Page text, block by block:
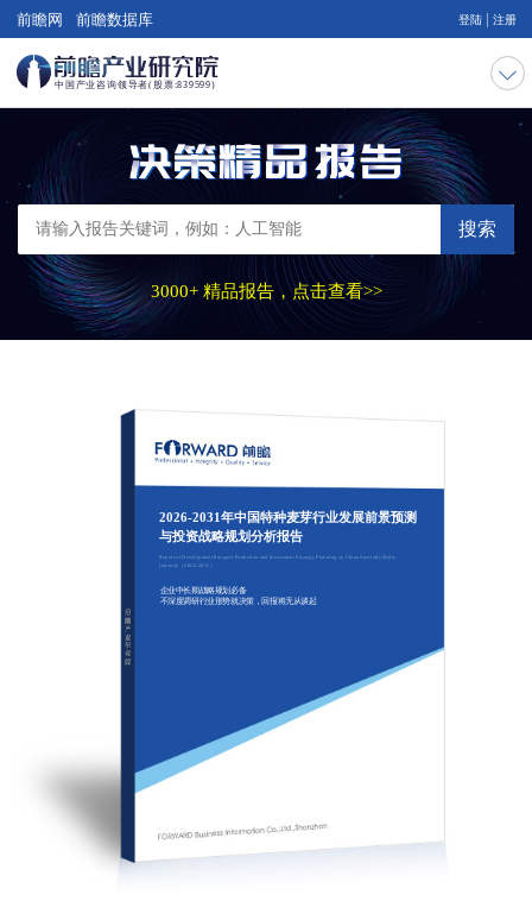
前瞻网 前瞻数据库 登陆 注册
搜索
3000+ 精品报告，点击查看>>
2026-2031年中国特种麦芽行业发展前景预测
与投资战略规划分析报告
Report of Development Prospect Prediction and Investment Strategy Planning on China Specialty Malts
Industry（2026-2031）
企业中长期战略规划必备
不深度调研行业形势就决策，回报将无从谈起